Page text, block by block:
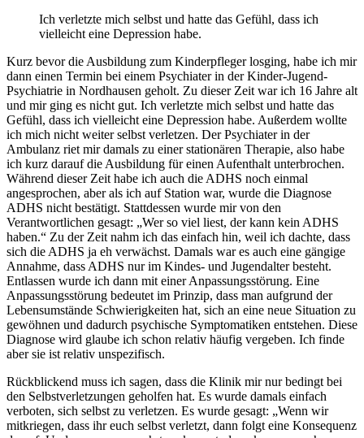
Ich verletzte mich selbst und hatte das Gefühl, dass ich
vielleicht eine Depression habe.
Kurz bevor die Ausbildung zum Kinderpfleger losging, habe ich mir
dann einen Termin bei einem Psychiater in der Kinder-Jugend-
Psychiatrie in Nordhausen geholt. Zu dieser Zeit war ich 16 Jahre alt
und mir ging es nicht gut. Ich verletzte mich selbst und hatte das
Gefühl, dass ich vielleicht eine Depression habe. Außerdem wollte
ich mich nicht weiter selbst verletzen. Der Psychiater in der
Ambulanz riet mir damals zu einer stationären Therapie, also habe
ich kurz darauf die Ausbildung für einen Aufenthalt unterbrochen.
Während dieser Zeit habe ich auch die ADHS noch einmal
angesprochen, aber als ich auf Station war, wurde die Diagnose
ADHS nicht bestätigt. Stattdessen wurde mir von den
Verantwortlichen gesagt: „Wer so viel liest, der kann kein ADHS
haben.“ Zu der Zeit nahm ich das einfach hin, weil ich dachte, dass
sich die ADHS ja eh verwächst. Damals war es auch eine gängige
Annahme, dass ADHS nur im Kindes- und Jugendalter besteht.
Entlassen wurde ich dann mit einer Anpassungsstörung. Eine
Anpassungsstörung bedeutet im Prinzip, dass man aufgrund der
Lebensumstände Schwierigkeiten hat, sich an eine neue Situation zu
gewöhnen und dadurch psychische Symptomatiken entstehen. Diese
Diagnose wird glaube ich schon relativ häufig vergeben. Ich finde
aber sie ist relativ unspezifisch.
Rückblickend muss ich sagen, dass die Klinik mir nur bedingt bei
den Selbstverletzungen geholfen hat. Es wurde damals einfach
verboten, sich selbst zu verletzen. Es wurde gesagt: „Wenn wir
mitkriegen, dass ihr euch selbst verletzt, dann folgt eine Konsequenz